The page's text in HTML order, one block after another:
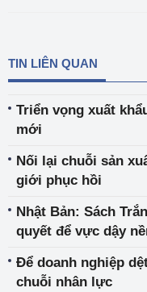
TIN LIÊN QUAN
Triển vọng xuất
mới
Nối lại chuỗi sản
giới phục hồi
Nhật Bản: Sách
quyết để vực dậy
Để doanh nghiệp
chuỗi nhân lực